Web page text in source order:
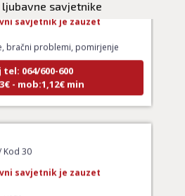
savjetnike
savjetnik je zauzet
bračni problemi, pomirjenje
064/600-600
- mob:1,12€ min